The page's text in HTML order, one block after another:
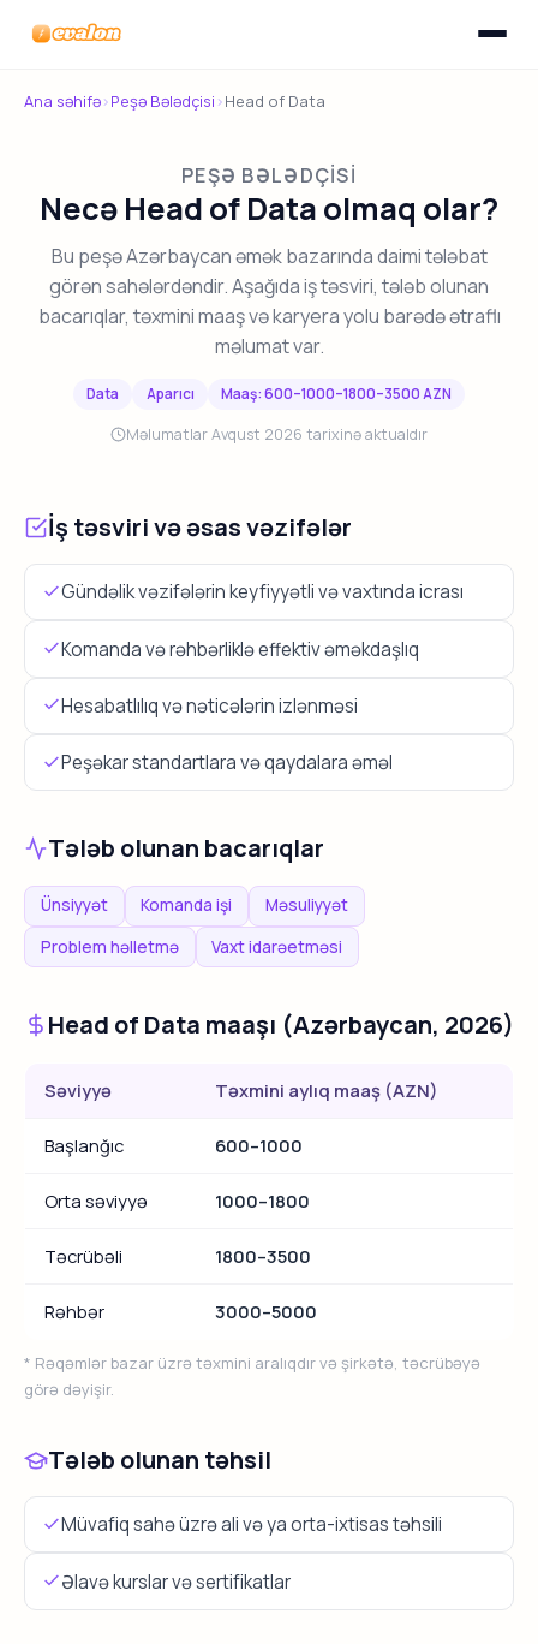
Evalon
Ana səhifə›Peşə Bələdçisi ›Head of Data
PEŞƏ BƏLƏDÇISI
Necə Head of Data olmaq olar?
Bu peşə Azərbaycan əmək bazarında daimi tələbat
görən sahələrdəndir. Aşağıda iş təsviri, tələb olunan
bacarıqlar, təxmini maaş və karyera yolu barədə ətraflı
məlumat var.
Data Aparıcı
Maaş: 600–1000–1800–3500 AZN
Məlumatlar Avqust 2026 tarixinə aktualdır
İş təsviri və əsas vəzifələr
Gündəlik vəzifələrin keyfiyyətli və vaxtında icrası
Komanda və rəhbərliklə effektiv əməkdaşlıq
Hesabatlılıq və nəticələrin izlənməsi
Peşəkar standartlara və qaydalara əməl
Tələb olunan bacarıqlar
Ünsiyyət Komanda işi
Məsuliyyət
Problem həlletmə
Vaxt idarəetməsi
Head of Data maaşı (Azərbaycan, 2026)
Səviyyə Təxmini aylıq maaş (AZN)
Başlanğıc 600–1000
Orta səviyyə 1000–1800
Təcrübəli 1800–3500
Rəhbər 3000–5000
* Rəqəmlər bazar üzrə təxmini aralıqdır və şirkətə, təcrübəyə
görə dəyişir.
Tələb olunan təhsil
Müvafiq sahə üzrə ali və ya orta-ixtisas təhsili
Əlavə kurslar və sertifikatlar